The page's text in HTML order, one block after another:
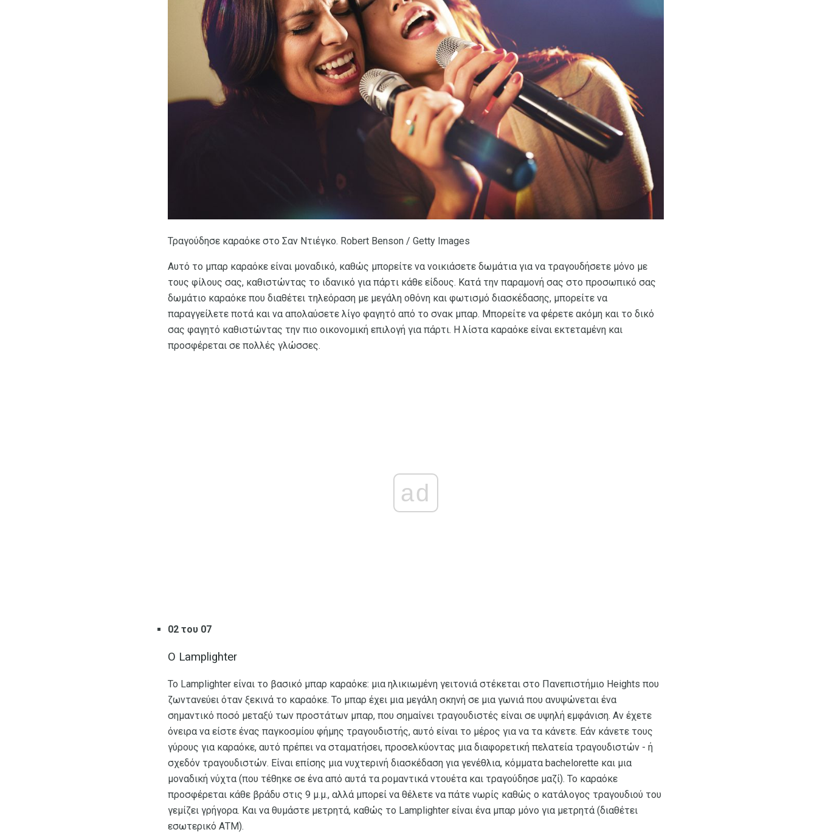
Τραγούδησε καραόκε στο Σαν Ντιέγκο. Robert Benson / Getty Images
Αυτό το μπαρ καραόκε είναι μοναδικό, καθώς μπορείτε να νοικιάσετε δωμάτια για να τραγουδήσετε μόνο με
τους φίλους σας, καθιστώντας το ιδανικό για πάρτι κάθε είδους. Κατά την παραμονή σας στο προσωπικό σας
δωμάτιο καραόκε που διαθέτει τηλεόραση με μεγάλη οθόνη και φωτισμό διασκέδασης, μπορείτε να
παραγγείλετε ποτά και να απολαύσετε λίγο φαγητό από το σνακ μπαρ. Μπορείτε να φέρετε ακόμη και το δικό
σας φαγητό καθιστώντας την πιο οικονομική επιλογή για πάρτι. Η λίστα καραόκε είναι εκτεταμένη και
προσφέρεται σε πολλές γλώσσες.
ad
02 του 07
Ο Lamplighter
Το Lamplighter είναι το βασικό μπαρ καραόκε: μια ηλικιωμένη γειτονιά στέκεται στο Πανεπιστήμιο Heights που
ζωντανεύει όταν ξεκινά το καραόκε. Το μπαρ έχει μια μεγάλη σκηνή σε μια γωνιά που ανυψώνεται ένα
σημαντικό ποσό μεταξύ των προστάτων μπαρ, που σημαίνει τραγουδιστές είναι σε υψηλή εμφάνιση. Αν έχετε
όνειρα να είστε ένας παγκοσμίου φήμης τραγουδιστής, αυτό είναι το μέρος για να τα κάνετε. Εάν κάνετε τους
γύρους για καραόκε, αυτό πρέπει να σταματήσει, προσελκύοντας μια διαφορετική πελατεία τραγουδιστών - ή
σχεδόν τραγουδιστών. Είναι επίσης μια νυχτερινή διασκέδαση για γενέθλια, κόμματα bachelorette και μια
μοναδική νύχτα (που τέθηκε σε ένα από αυτά τα ρομαντικά ντουέτα και τραγούδησε μαζί). Το καραόκε
προσφέρεται κάθε βράδυ στις 9 μ.μ., αλλά μπορεί να θέλετε να πάτε νωρίς καθώς ο κατάλογος τραγουδιού του
γεμίζει γρήγορα. Και να θυμάστε μετρητά, καθώς το Lamplighter είναι ένα μπαρ μόνο για μετρητά (διαθέτει
εσωτερικό ΑΤΜ).